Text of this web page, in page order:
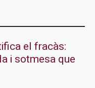
el fracàs:
i sotmesa que